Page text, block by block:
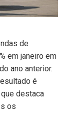
de
em janeiro em
ano anterior.
é
destaca
os